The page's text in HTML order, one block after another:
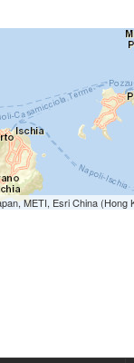
METI, Esri China (Hong